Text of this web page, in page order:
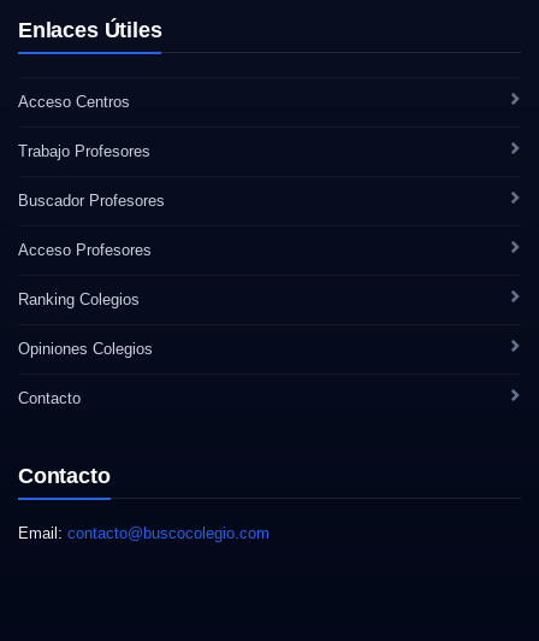
Enlaces Útiles
Acceso Centros
Trabajo Profesores
Buscador Profesores
Acceso Profesores
Ranking Colegios
Opiniones Colegios
Contacto
Contacto
Email: contacto@buscocolegio.com